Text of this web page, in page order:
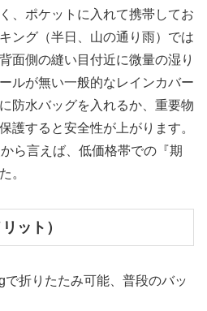
、ポケットに入れて携帯してお
ング（半日、山の通り雨）では
面側の縫い目付近に微量の湿り
ルが無い一般的なレインカバー
防水バッグを入れるか、重要物
護すると安全性が上がります。
ら言えば、低価格帯での『期
。
ット）
折りたたみ可能、普段のバッ